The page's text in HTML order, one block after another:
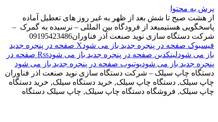
پرش به محتوا
از هشت صبح تا شش بعد از ظهر به غیر روز های تعطیل آماده
پاسخگویی هستیمبعد از فرودگاه بین المللی – نرسیده به گمرک –
شرکت دستگاه سازی نوید صنعت آذر فناوران09195423486
فیسبوک صفحه در پنجره جدید باز می شود
X صفحه در پنجره جدید
باز می شودلینکدین صفحه در پنجره جدید باز می شود
Rss صفحه در
پنجره جدید باز می شودیوتیوب صفحه در پنجره جدید باز می شود
دستگاه چاپ سیلک – شرکت دستگاه سازی نوید صنعت اذر فناوران
چاپ سیلک, دستگاه چاپ سیلک, خرید دستگاه سیلک, خرید دستگاه
چاپ سیلک, فروشگاه دستگاه چاپ سیلک, چاپ سیلک دستگاه